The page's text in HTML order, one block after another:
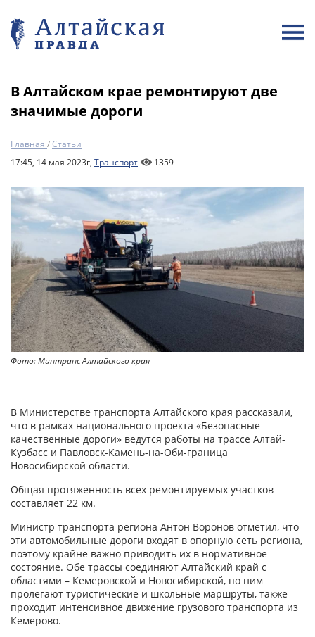
В Алтайском крае ремонтируют две
значимые дороги
Главная /Статьи
17:45, 14 мая 2023г, Транспорт 1359
Фото: Минтранс Алтайского края
В Министерстве транспорта Алтайского края рассказали,
что в рамках национального проекта «Безопасные
качественные дороги» ведутся работы на трассе Алтай-
Кузбасс и Павловск-Камень-на-Оби-граница
Новосибирской области.
Общая протяженность всех ремонтируемых участков
составляет 22 км.
Министр транспорта региона Антон Воронов отметил, что
эти автомобильные дороги входят в опорную сеть региона,
поэтому крайне важно приводить их в нормативное
состояние. Обе трассы соединяют Алтайский край с
областями – Кемеровской и Новосибирской, по ним
пролегают туристические и школьные маршруты, также
проходит интенсивное движение грузового транспорта из
Кемерово.